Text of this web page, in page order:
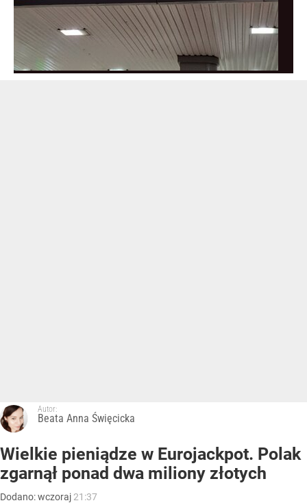
Autor:
Beata Anna Święcicka
Wielkie pieniądze w Eurojackpot. Polak
zgarnął ponad dwa miliony złotych
Dodano:wczoraj 21:37